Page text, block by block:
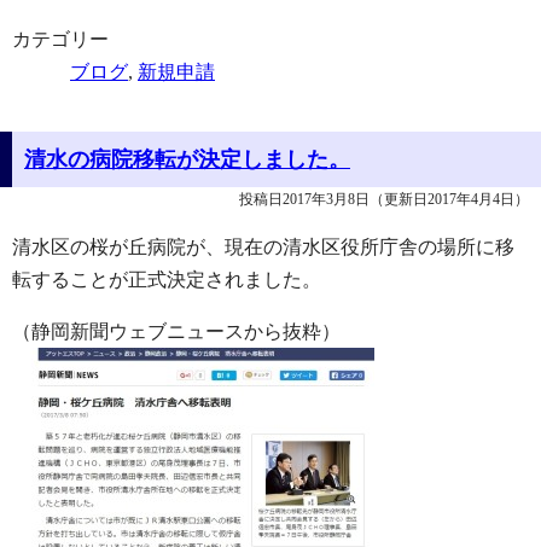
カテゴリー
ブログ, 新規申請
清水の病院移転が決定しました。
投稿日2017年3月8日 （更新日2017年4月4日）
清水区の桜が丘病院が、現在の清水区役所庁舎の場所に移
転することが正式決定されました。
（静岡新聞ウェブニュースから抜粋）